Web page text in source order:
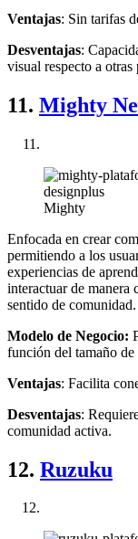
Ventajas: Sin tarifas
Desventajas:
visual respecto a otras
11. Mighty
Mighty
Enfocada en crear
permitiendo a los
experiencias de
interactuar de manera
sentido de comunidad.
Modelo de Negocio:
función del tamaño
Ventajas: Facilita
Desventajas:
comunidad activa.
12. Ruzuku